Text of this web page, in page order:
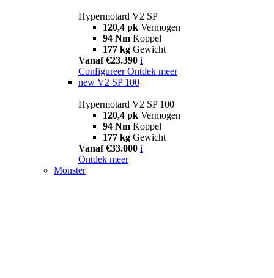
Hypermotard V2 SP
120,4 pk Vermogen
94 Nm Koppel
177 kg Gewicht
Vanaf €23.390 i
Configureer Ontdek meer
new V2 SP 100
Hypermotard V2 SP 100
120,4 pk Vermogen
94 Nm Koppel
177 kg Gewicht
Vanaf €33.000 i
Ontdek meer
Monster